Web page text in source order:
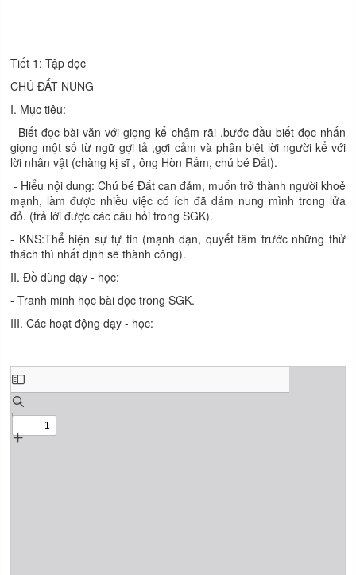
Tiết 1: Tập đọc
CHÚ ĐẤT NUNG
I. Mục tiêu:
- Biết đọc bài văn với giọng kể chậm rãi ,bước đầu biết đọc nhấn
giọng một số từ ngữ gợi tả ,gợi cảm và phân biệt lời người kể với
lời nhân vật (chàng kị sĩ , ông Hòn Rấm, chú bé Đất).
- Hiểu nội dung: Chú bé Đất can đảm, muốn trở thành người khoẻ
mạnh, làm được nhiều việc có ích đã dám nung mình trong lửa
đỏ. (trả lời được các câu hỏi trong SGK).
- KNS:Thể hiện sự tự tin (mạnh dạn, quyết tâm trước những thử
thách thì nhất định sẽ thành công).
II. Đồ dùng dạy - học:
- Tranh minh học bài đọc trong SGK.
III. Các hoạt động dạy - học: